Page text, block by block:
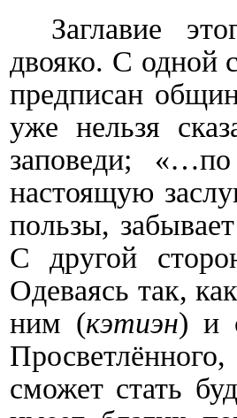
Заглавие
двояко. С одной
предписан
уже нельзя
заповеди;
настоящую
пользы,
С другой
Одеваясь так,
ним (кэтиэн) и
сможет стать